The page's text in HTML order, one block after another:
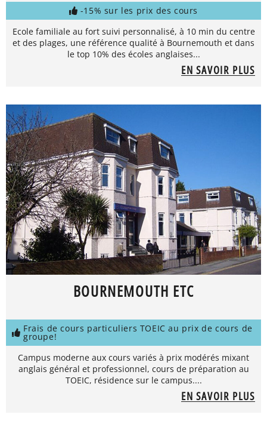
-15% sur les prix des cours
Ecole familiale au fort suivi personnalisé, à 10 min du centre
et des plages, une référence qualité à Bournemouth et dans
le top 10% des écoles anglaises...
EN SAVOIR PLUS
BOURNEMOUTH ETC
Frais de cours particuliers TOEIC au prix de cours de
groupe!
Campus moderne aux cours variés à prix modérés mixant
anglais général et professionnel, cours de préparation au
TOEIC, résidence sur le campus....
EN SAVOIR PLUS